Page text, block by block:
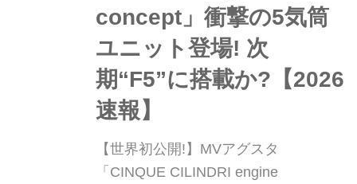
concept」衝撃の5気筒
ユニット登場! 次
期“F5”に搭載か?【2026
速報】
【世界初公開!】MVアグスタ
「CINQUE CILINDRI engine